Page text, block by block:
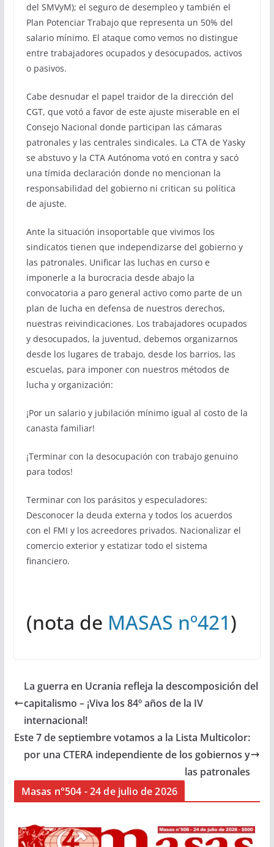
del SMVyM); el seguro de desempleo y también el
Plan Potenciar Trabajo que representa un 50% del
salario mínimo. El ataque como vemos no distingue
entre trabajadores ocupados y desocupados, activos
o pasivos.
Cabe desnudar el papel traidor de la dirección del
CGT, que votó a favor de este ajuste miserable en el
Consejo Nacional donde participan las cámaras
patronales y las centrales sindicales. La CTA de Yasky
se abstuvo y la CTA Autónoma votó en contra y sacó
una tímida declaración donde no mencionan la
responsabilidad del gobierno ni critican su política
de ajuste.
Ante la situación insoportable que vivimos los
sindicatos tienen que independizarse del gobierno y
las patronales. Unificar las luchas en curso e
imponerle a la burocracia desde abajo la
convocatoria a paro general activo como parte de un
plan de lucha en defensa de nuestros derechos,
nuestras reivindicaciones. Los trabajadores ocupados
y desocupados, la juventud, debemos organizarnos
desde los lugares de trabajo, desde los barrios, las
escuelas, para imponer con nuestros métodos de
lucha y organización:
¡Por un salario y jubilación mínimo igual al costo de la
canasta familiar!
¡Terminar con la desocupación con trabajo genuino
para todos!
Terminar con los parásitos y especuladores:
Desconocer la deuda externa y todos los acuerdos
con el FMI y los acreedores privados. Nacionalizar el
comercio exterior y estatizar todo el sistema
financiero.
(nota de MASAS nº421)
La guerra en Ucrania refleja la descomposición del
capitalismo – ¡Viva los 84º años de la IV
internacional!
Este 7 de septiembre votamos a la Lista Multicolor:
por una CTERA independiente de los gobiernos y
las patronales
Masas n°504 - 24 de julio de 2026